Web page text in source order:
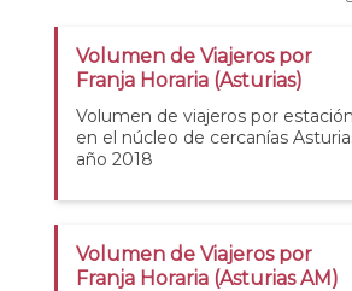
Volumen de Viajeros por
Franja Horaria (Asturias)
Volumen de viajeros por estación
en el núcleo de cercanías
año 2018
Volumen de Viajeros por
Franja Horaria (Asturias AM)